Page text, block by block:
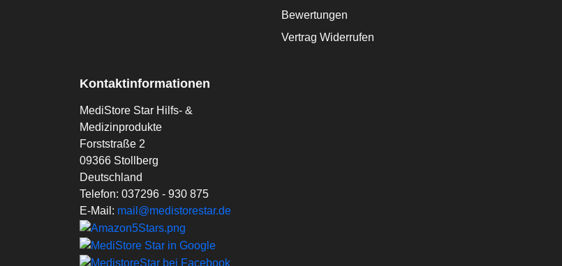
Bewertungen
Vertrag Widerrufen
Kontaktinformationen
MediStore Star Hilfs- &
Medizinprodukte
Forststraße 2
09366 Stollberg
Deutschland
Telefon: 037296 - 930 875
E-Mail: mail@medistorestar.de